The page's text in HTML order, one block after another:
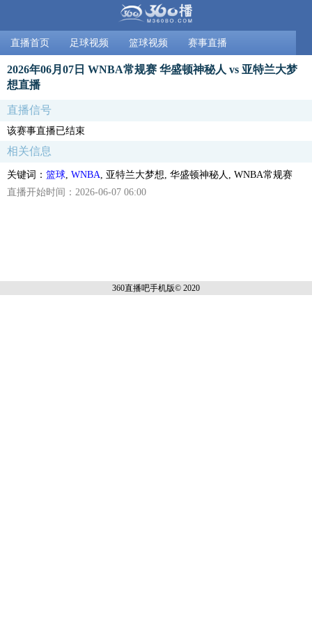
直播首页 足球视频 篮球视频 赛事直播
2026年06月07日 WNBA常规赛 华盛顿神秘人 vs 亚特兰大梦
想直播
直播信号
该赛事直播已结束
相关信息
关键词： 篮球 WNBA , 亚特兰大梦想, 华盛顿神秘人, WNBA常规赛
直播开始时间：2026-06-07 06:00
360直播吧手机版© 2020